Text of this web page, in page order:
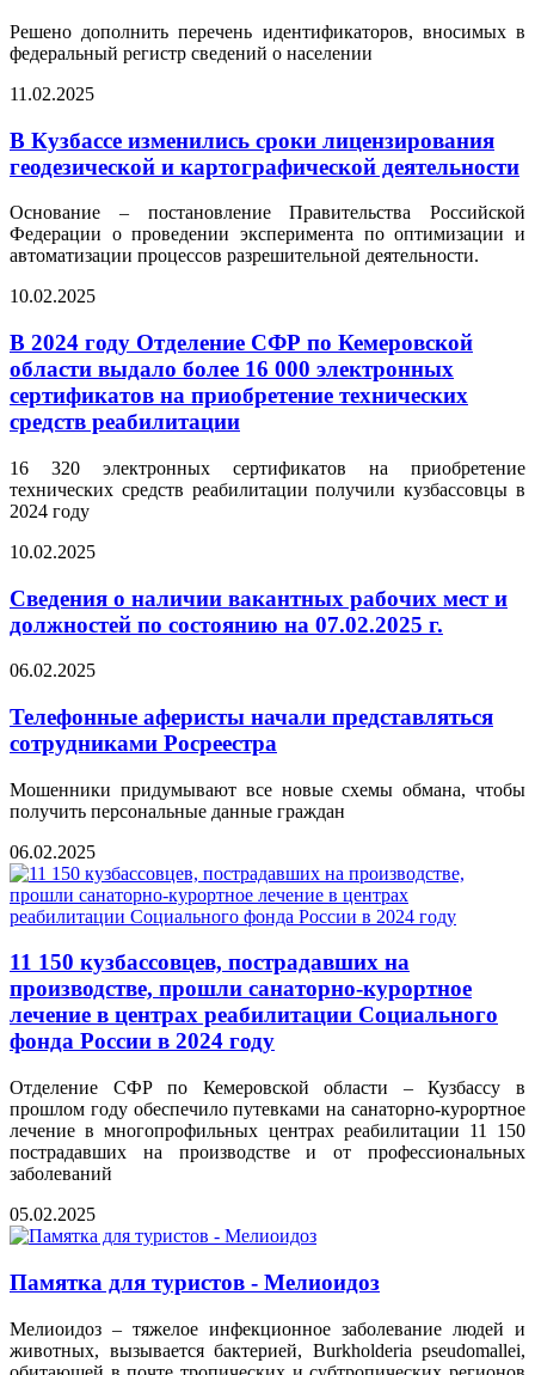
Решено дополнить перечень идентификаторов, вносимых в
федеральный регистр сведений о населении
11.02.2025
В Кузбассе изменились сроки лицензирования
геодезической и картографической деятельности
Основание – постановление Правительства Российской
Федерации о проведении эксперимента по оптимизации и
автоматизации процессов разрешительной деятельности.
10.02.2025
В 2024 году Отделение СФР по Кемеровской
области выдало более 16 000 электронных
сертификатов на приобретение технических
средств реабилитации
16 320 электронных сертификатов на приобретение
технических средств реабилитации получили кузбассовцы в
2024 году
10.02.2025
Сведения о наличии вакантных рабочих мест и
должностей по состоянию на 07.02.2025 г.
06.02.2025
Телефонные аферисты начали представляться
сотрудниками Росреестра
Мошенники придумывают все новые схемы обмана, чтобы
получить персональные данные граждан
06.02.2025
11 150 кузбассовцев, пострадавших на
производстве, прошли санаторно-курортное
лечение в центрах реабилитации Социального
фонда России в 2024 году
Отделение СФР по Кемеровской области – Кузбассу в
прошлом году обеспечило путевками на санаторно-курортное
лечение в многопрофильных центрах реабилитации 11 150
пострадавших на производстве и от профессиональных
заболеваний
05.02.2025
Памятка для туристов - Мелиоидоз
Мелиоидоз – тяжелое инфекционное заболевание людей и
животных, вызывается бактерией, Burkholderia pseudomallei,